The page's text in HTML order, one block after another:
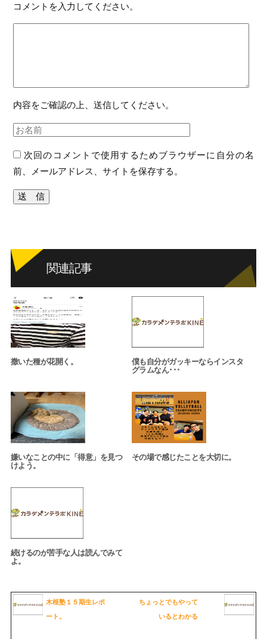
コメントを入力してください。
内容をご確認の上、送信してください。
次回のコメントで使用するためブラウザーに自分の名
前、メールアドレス、サイトを保存する。
関連記事
撒いた種が花開く。
僕も自分がガッキーならインスタ
グラムなん･･･
嫌いなことの中に「得意」を見つ
けよう。
その場で感じたことを大切に。
続けるのが苦手な人は読んでみて
よ。
木根塾１５期生レポ
ート。
ちょっとでもやって
いるとわかる